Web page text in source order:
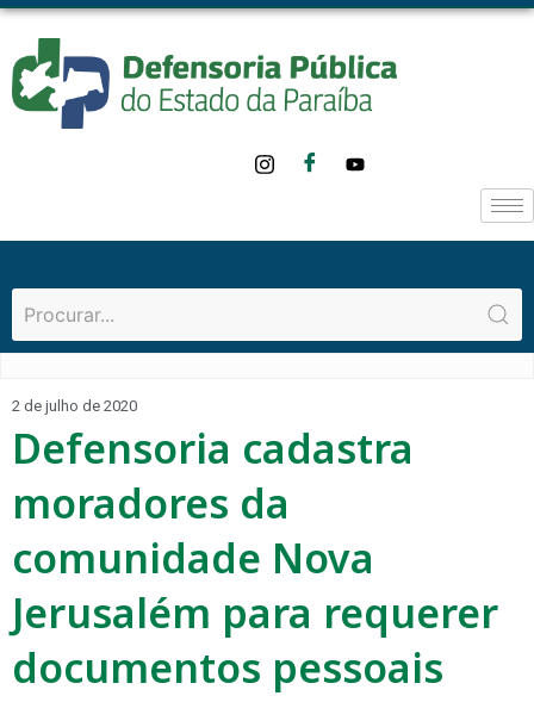
2 de julho de 2020
Defensoria cadastra
moradores da
comunidade Nova
Jerusalém para requerer
documentos pessoais